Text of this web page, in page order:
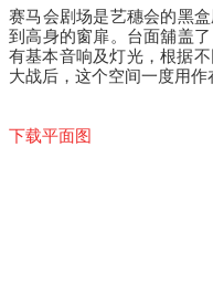
赛马会剧场是艺穗会的黑
到高身的窗扉。台面舖盖
有基本音响及灯光，根据
大战后，这个空间一度用作
下载平面图